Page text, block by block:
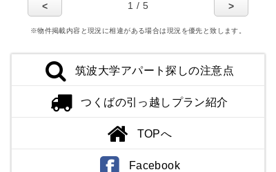
1 / 5
< >
※物件掲載内容と現況に相違がある場合は現況を優先と致します。
筑波大学アパート探しの注意点
つくばの引っ越しプラン紹介
TOPへ
Facebook